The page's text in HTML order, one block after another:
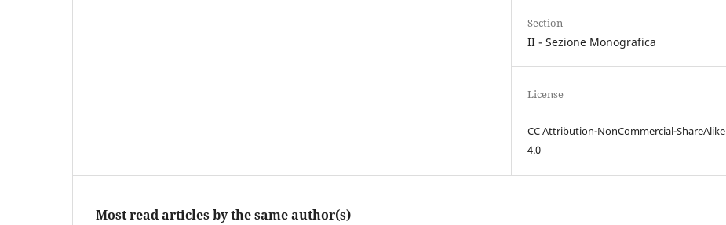
Section
II - Sezione Monografica
License
CC Attribution-NonCommercial-ShareAlike
4.0
Most read articles by the same author(s)